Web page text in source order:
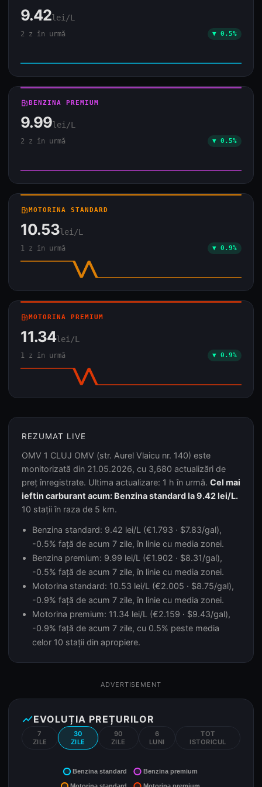
9.42lei/L
2 z în urmă ▼ 0.5%
local_gas_stationBENZINA PREMIUM
9.99lei/L
2 z în urmă ▼ 0.5%
local_gas_stationMOTORINA STANDARD
10.53lei/L
1 z în urmă ▼ 0.9%
local_gas_stationMOTORINA PREMIUM
11.34lei/L
1 z în urmă ▼ 0.9%
REZUMAT LIVE
OMV 1 CLUJ OMV (str. Aurel Vlaicu nr. 140) este
monitorizată din 21.05.2026, cu 3,680 actualizări de
preț înregistrate. Ultima actualizare: 1 h în urmă. Cel mai
ieftin carburant acum: Benzina standard la 9.42 lei/L.
10 stații în raza de 5 km.
Benzina standard: 9.42 lei/L (€1.793 · $7.83/gal),
-0.5% față de acum 7 zile, în linie cu media zonei.
Benzina premium: 9.99 lei/L (€1.902 · $8.31/gal),
-0.5% față de acum 7 zile, în linie cu media zonei.
Motorina standard: 10.53 lei/L (€2.005 · $8.75/gal),
-0.9% față de acum 7 zile, în linie cu media zonei.
Motorina premium: 11.34 lei/L (€2.159 · $9.43/gal),
-0.9% față de acum 7 zile, cu 0.5% peste media
celor 10 stații din apropiere.
ADVERTISEMENT
show_chartEVOLUȚIA PREȚURILOR
7
ZILE
30
ZILE
90
ZILE
6
LUNI
TOT
ISTORICUL